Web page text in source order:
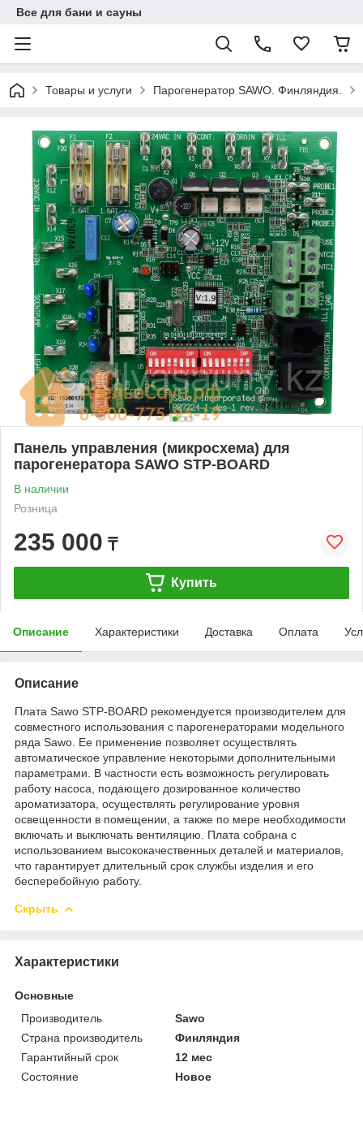
Все для бани и сауны
Товары и услуги Парогенератор SAWO. Финляндия.
Панель управления (микросхема) для
парогенератора SAWO STP-BOARD
В наличии
Розница
235 000 ₸
Купить
Описание Характеристики Доставка Оплата
Описание
Плата Sawo STP-BOARD рекомендуется производителем для
совместного использования с парогенераторами модельного
ряда Sawo. Ее применение позволяет осуществлять
автоматическое управление некоторыми дополнительными
параметрами. В частности есть возможность регулировать
работу насоса, подающего дозированное количество
ароматизатора, осуществлять регулирование уровня
освещенности в помещении, а также по мере необходимости
включать и выключать вентиляцию. Плата собрана с
использованием высококачественных деталей и материалов,
что гарантирует длительный срок службы изделия и его
бесперебойную работу.
Скрыть
Характеристики
Основные
Производитель
Sawo
Страна производитель
Финляндия
Гарантийный срок
12 мес
Состояние
Новое